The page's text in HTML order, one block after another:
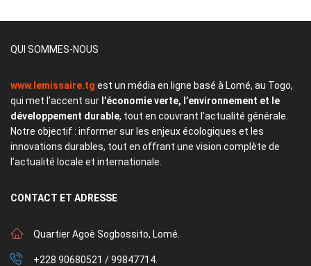
QUI SOMMES-NOUS
www.lemissaire.tg est un média en ligne basé à Lomé, au Togo,
qui met l’accent sur l’économie verte, l’environnement et le
développement durable, tout en couvrant l’actualité générale.
Notre objectif : informer sur les enjeux écologiques et les
innovations durables, tout en offrant une vision complète de
l’actualité locale et internationale.
CONTACT ET ADRESSE
Quartier Agoè Sogbossito, Lomé.
+228 90680521 / 99847714.